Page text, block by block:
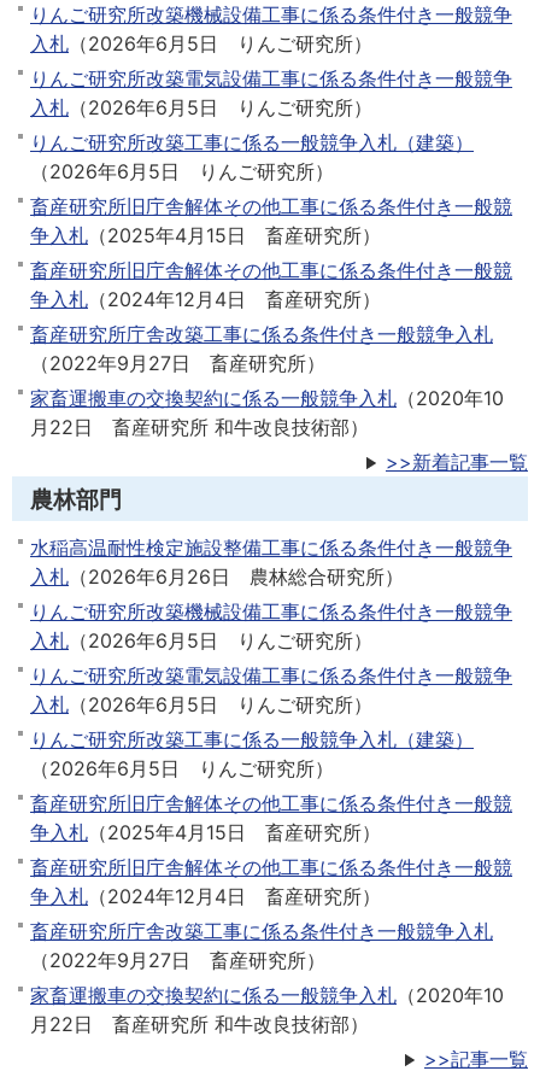
りんご研究所改築機械設備工事に係る条件付き一般競争
入札 （2026年6月5日 りんご研究所）
りんご研究所改築電気設備工事に係る条件付き一般競争
入札 （2026年6月5日 りんご研究所）
りんご研究所改築工事に係る一般競争入札（建築）
（2026年6月5日 りんご研究所）
畜産研究所旧庁舎解体その他工事に係る条件付き一般競
争入札 （2025年4月15日 畜産研究所）
畜産研究所旧庁舎解体その他工事に係る条件付き一般競
争入札 （2024年12月4日 畜産研究所）
畜産研究所庁舎改築工事に係る条件付き一般競争入札
（2022年9月27日 畜産研究所）
家畜運搬車の交換契約に係る一般競争入札 （2020年10
月22日
畜産研究所 和牛改良技術部）
>>新着記事一覧
農林部門
水稲高温耐性検定施設整備工事に係る条件付き一般競争
入札 （2026年6月26日 農林総合研究所）
りんご研究所改築機械設備工事に係る条件付き一般競争
入札 （2026年6月5日 りんご研究所）
りんご研究所改築電気設備工事に係る条件付き一般競争
入札 （2026年6月5日 りんご研究所）
りんご研究所改築工事に係る一般競争入札（建築）
（2026年6月5日 りんご研究所）
畜産研究所旧庁舎解体その他工事に係る条件付き一般競
争入札 （2025年4月15日 畜産研究所）
畜産研究所旧庁舎解体その他工事に係る条件付き一般競
争入札 （2024年12月4日 畜産研究所）
畜産研究所庁舎改築工事に係る条件付き一般競争入札
（2022年9月27日 畜産研究所）
家畜運搬車の交換契約に係る一般競争入札 （2020年10
月22日
畜産研究所 和牛改良技術部）
>>記事一覧